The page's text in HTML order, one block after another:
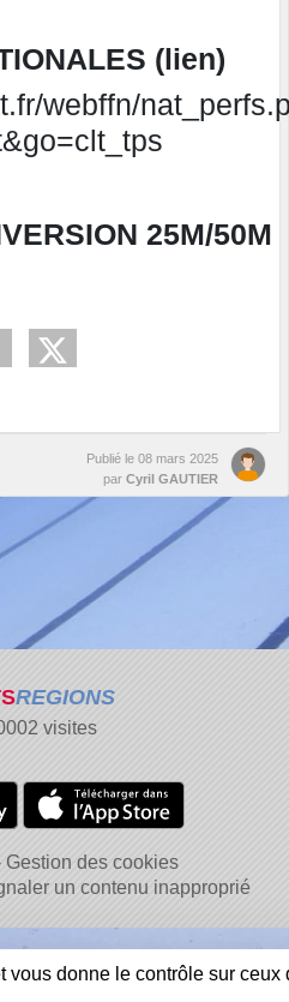
(lien)
webffn/
25M/50M
Publié le 08 mars 2025
par Cyril GAUTIER
REGIONS
visites
Gestion des cookies
un contenu inapproprié
vous donne le contrôle sur ceux